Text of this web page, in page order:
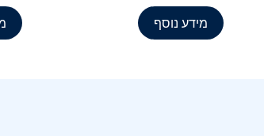
מידע נוסף